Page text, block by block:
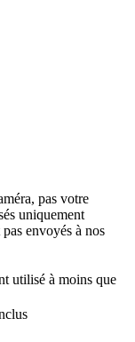
pas votre
uniquement
envoyés à nos
utilisé à moins que